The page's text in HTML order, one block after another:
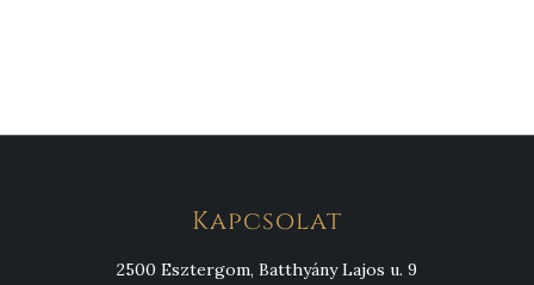
Kapcsolat
2500 Esztergom, Batthyány Lajos u. 9